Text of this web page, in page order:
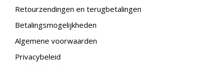
Retourzendingen en terugbetalingen
Betalingsmogelijkheden
Algemene voorwaarden
Privacybeleid